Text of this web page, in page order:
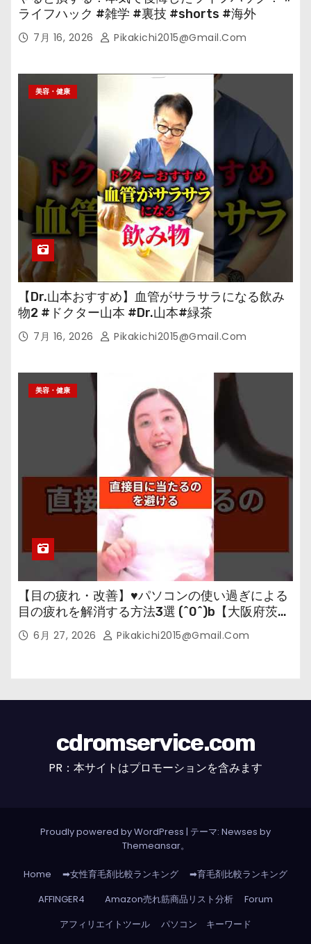
ライフハック #雑学 #裏技 #shorts #海外
7月 16, 2026 Pikakichi2015@gmail.com
美容・健康
【Dr.山本おすすめ】血管がサラサラになる飲み
物2 #ドクター山本 #Dr.山本#緑茶
7月 16, 2026 Pikakichi2015@gmail.com
美容・健康
【目の疲れ・改善】♥パソコンの使い過ぎによる
目の疲れを解消する方法3選 (^0^)b【大阪府茨木
市の女性・美容鍼灸・整体師が教えます。】
6月 27, 2026 Pikakichi2015@gmail.com
cdromservice.com
PR：本サイトはプロモーションを含みます
Proudly powered by WordPress | テーマ: Newses by
Themeansar。
Home ➡女性育毛剤比較ランキング
➡育毛剤比較ランキング
AFFINGER4
Amazon売れ筋商品リスト分析
Forum
アフィリエイトツール
パソコン キーワード